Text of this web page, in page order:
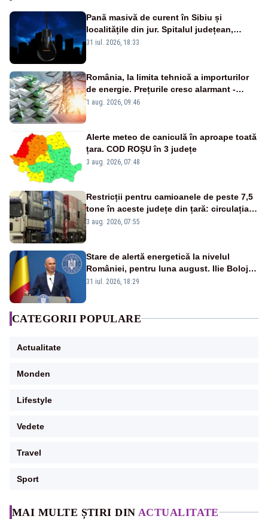
MAI MULTE ȘTIRI DIN ACTUALITATE
Pană masivă de curent în Sibiu și
localitățile din jur. Spitalul județean,
semafoarele, rețelele de telefonie, grav
31 iul. 2026, 18:33
România, la limita tehnică a importurilor
de energie. Prețurile cresc alarmant -
Analiză Realitatea Plus
1 aug. 2026, 09:46
Alerte meteo de caniculă în aproape toată
țara. COD ROȘU în 3 județe
3 aug. 2026, 07:48
Restricții pentru camioanele de peste 7,5
tone în aceste județe din țară: circulația
este interzisă luni, între orele 12:00 și
3 aug. 2026, 07:55
Stare de alertă energetică la nivelul
României, pentru luna august. Ilie Bolojan
a anunțat importuri și posibile restricții –
31 iul. 2026, 18:29
CATEGORII POPULARE
Actualitate
Monden
Lifestyle
Vedete
Travel
Sport